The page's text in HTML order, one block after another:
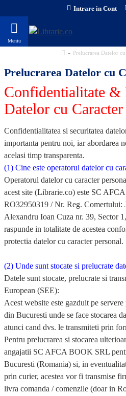
Intrare in Cont
Prelucrarea Datelor
Prelucrarea Datelor cu
Confidentialitate &
Datelor cu Caracter
Confidentialitatea si securitatea
importanta pentru noi, iar abordarea
acelasi timp transparenta.
(1) Cine este operatorul datelor cu
Operatorul datelor cu caracter
acest site (Librarie.co) este SC
RO32950319 / Nr. Reg. Comertului:
Alexandru Ioan Cuza nr. 39, Sector
raspunde in totalitate de acestea
protectia datelor cu caracter personal.
(2) Unde sunt stocate si prelucrate
Datele sunt stocate, prelucrate si
European (SEE):
Acest website este gazduit pe
din Bucuresti unde se face stocarea
atunci cand dvs. le transmiteti prin
Pentru prelucrarea si stocarea
angajatii SC AFCA BOOK SRL
Bucuresti (Romania) si, in
prin curier, acestea vor fi transmise
livra comanda / comenzile (doar in